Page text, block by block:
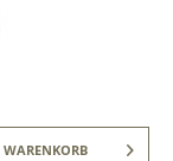
WARENKORB